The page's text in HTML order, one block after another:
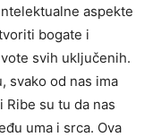
aspekte
bogate i
svih uključenih.
svako od nas ima
su tu da nas
uma i srca. Ova